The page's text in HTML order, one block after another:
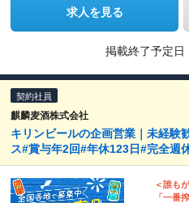
求人を見る
掲載終了予定日
契約社員
麒麟麦酒株式会社
キリンビールの企画営業｜未経験
ス#賞与年2回#年休123日#完全週
＜誰も
「一番